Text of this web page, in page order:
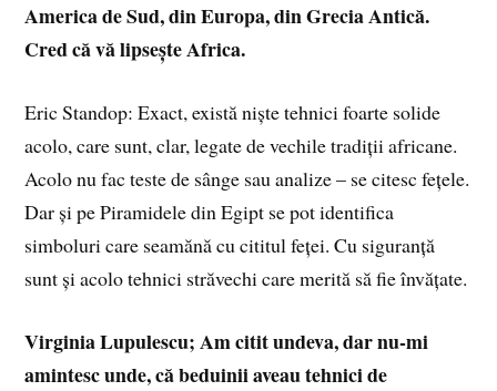
America de Sud, din Europa, din Grecia Antică.
Cred că vă lipsește Africa.
Eric Standop: Exact, există niște tehnici foarte solide
acolo, care sunt, clar, legate de vechile tradiții africane.
Acolo nu fac teste de sânge sau analize – se citesc fețele.
Dar și pe Piramidele din Egipt se pot identifica
simboluri care seamănă cu cititul feței. Cu siguranță
sunt și acolo tehnici străvechi care merită să fie învățate.
Virginia Lupulescu; Am citit undeva, dar nu-mi
amintesc unde, că beduinii aveau tehnici de